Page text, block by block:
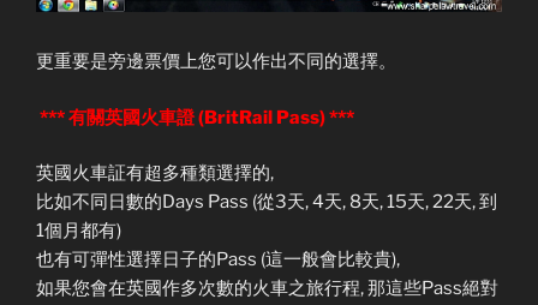
更重要是旁邊票價上您可以作出不同的選擇。
*** 有關英國火車證 (BritRail Pass) ***
英國火車証有超多種類選擇的,
比如不同日數的Days Pass (從3天, 4天, 8天, 15天, 22天, 到
1個月都有)
也有可彈性選擇日子的Pass (這一般會比較貴),
如果您會在英國作多次數的火車之旅行程, 那這些Pass絕對